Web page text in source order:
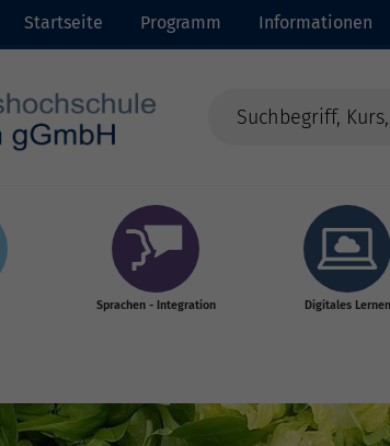
Startseite Programm Informationen
Sprachen - Integration Digitales Lernen